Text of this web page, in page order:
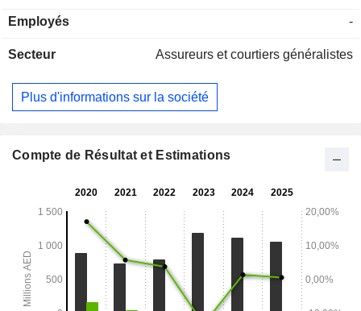
couvre toutes les branches du takaful général, notamment
généraux, l'ingénierie et la santé, cette activité étant exercée
souscription de takaful vie, qui couvre le takaful vie
individuel et collectif, cette activité étant exercée aux Émirats
Takaful Life Insurance Co et Salama Takaful Insurance-
Employés -
Secteur Assureurs et courtiers généralistes
Plus d'informations sur la société
Compte de Résultat et Estimations